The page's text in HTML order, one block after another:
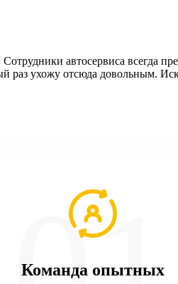
автосервиса всегда
ухожу отсюда довольным.
Команда опытных